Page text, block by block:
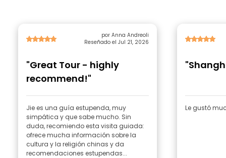
por Anna Andreoli
Reseñado el Jul 21, 2026
"Great Tour - highly
recommend!"
Jie es una guía estupenda, muy
simpática y que sabe mucho. Sin
duda, recomiendo esta visita guiada:
ofrece mucha información sobre la
cultura y la religión chinas y da
recomendaciones estupendas...
Le gustó